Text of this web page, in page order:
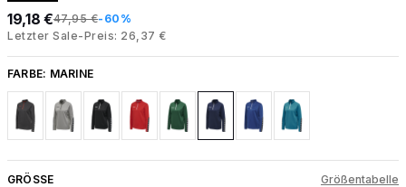
19,18 €47,95 €-60%
Letzter Sale-Preis: 26,37 €
FARBE: MARINE
GRÖSSE Größentabelle